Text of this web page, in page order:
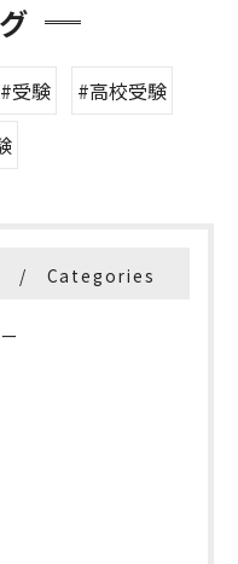
#受験
#高校受験
Categories